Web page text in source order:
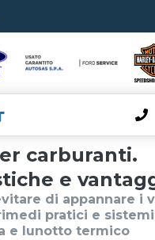
carburanti.
e
di appannare i
pratici e
e lunotto termico